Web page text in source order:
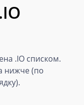
.IO списком.
нижче (по